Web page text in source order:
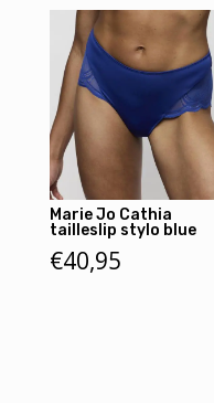
Marie Jo Cathia
tailleslip stylo blue
€40,95